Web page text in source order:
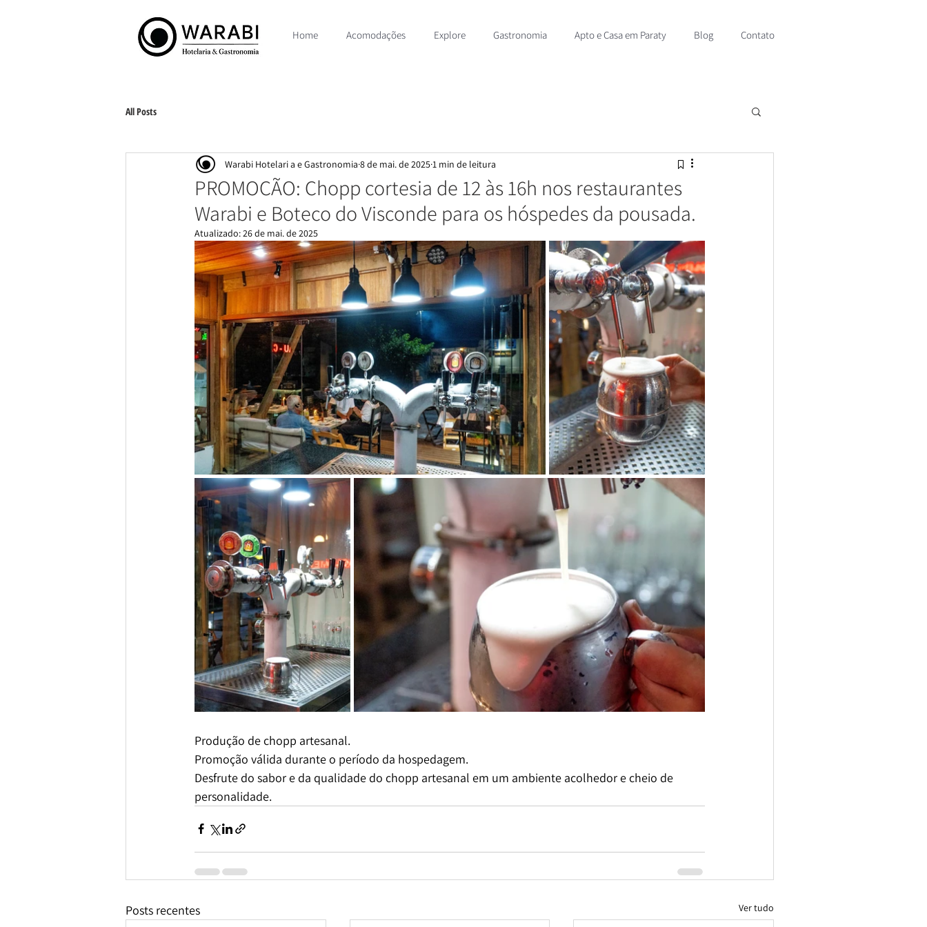
Home Acomodações Explore Gastronomia Apto e Casa em Paraty Blog Contato
All Posts
PROMOÇÃO: Chopp cortesia de 12 às 16h nos restaurantes
Warabi e Boteco do Visconde para os hóspedes da pousada.
Warabi Hotelari a e Gastronomia 8 de mai. de 2025 1 min de leitura
Atualizado:26 de mai. de 2025
Produção de chopp artesanal.
Promoção válida durante o período da hospedagem.
Desfrute do sabor e da qualidade do chopp artesanal em um ambiente acolhedor e cheio de
personalidade.
Posts recentes Ver tudo